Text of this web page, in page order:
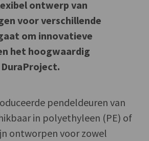
ontwerp van
voor verschillende
om innovatieve
het hoogwaardig
pendeldeuren van
in polyethyleen (PE) of
ontworpen voor zowel